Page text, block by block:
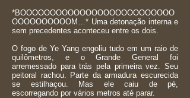
*BOOOOOOOOOOOOOOOOOOOOOOOOOO
OOOOOOOOOOM…* Uma detonação interna e
sem precedentes aconteceu entre os dois.
O fogo de Ye Yang engoliu tudo em um raio de
quilômetros, e o Grande General foi
arremessado para trás pela primeira vez. Seu
peitoral rachou. Parte da armadura escurecida
se estilhaçou. Mas ele caiu de pé,
escorregando por vários metros até parar.